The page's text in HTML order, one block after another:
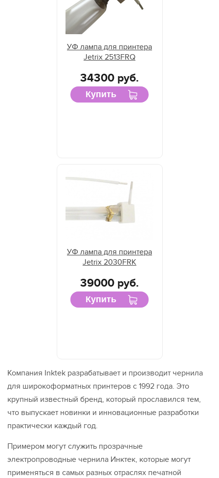
УФ лампа для принтера
Jetrix 2513FRQ
34300 руб.
Купить
УФ лампа для принтера
Jetrix 2030FRK
39000 руб.
Купить
Компания Inktek разрабатывает и производит чернила
для широкоформатных принтеров с 1992 года. Это
крупный известный бренд, который прославился тем,
что выпускает новинки и инновационные разработки
практически каждый год.
Примером могут служить прозрачные
электропроводные чернила Инктек, которые могут
применяться в самых разных отраслях печатной